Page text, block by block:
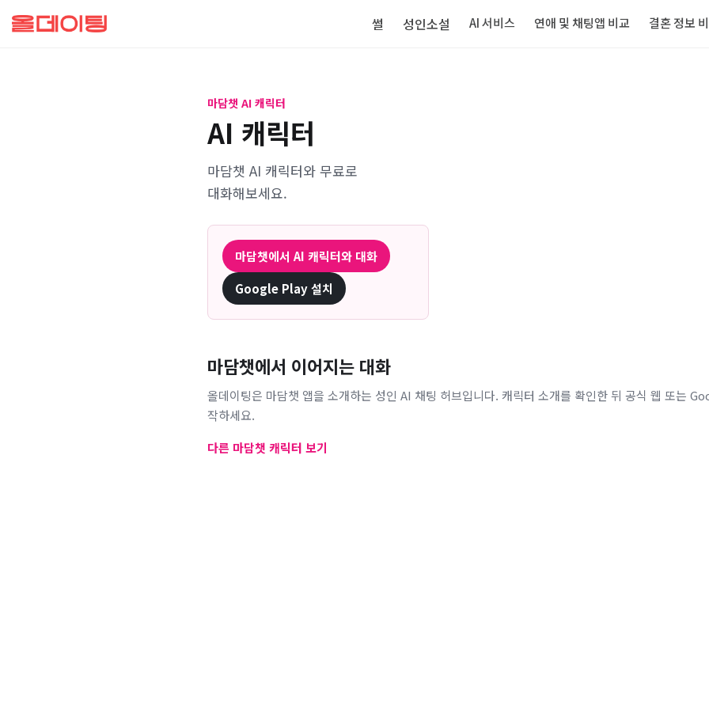
올데이팅 썰 성인소설 AI 서비스 연애 및 채팅앱 비교 결혼 정보
마담챗 AI 캐릭터
AI 캐릭터
마담챗 AI 캐릭터와 무료로
대화해보세요.
마담챗에서 AI 캐릭터와 대화
Google Play 설치
마담챗에서 이어지는 대화
올데이팅은 마담챗 앱을 소개하는 성인 AI 채팅 허브입니다. 캐릭터 소개를 확인한 뒤 공식 웹 또는
작하세요.
다른 마담챗 캐릭터 보기